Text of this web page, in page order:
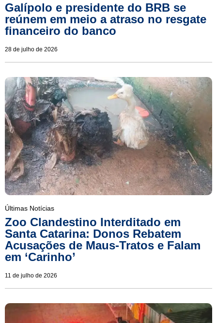
Galípolo e presidente do BRB se
reúnem em meio a atraso no resgate
financeiro do banco
28 de julho de 2026
Últimas Notícias
Zoo Clandestino Interditado em
Santa Catarina: Donos Rebatem
Acusações de Maus-Tratos e Falam
em ‘Carinho’
11 de julho de 2026